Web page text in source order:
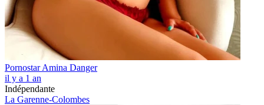
Pornostar Amina Danger
il y a 1 an
Indépendante
La Garenne-Colombes